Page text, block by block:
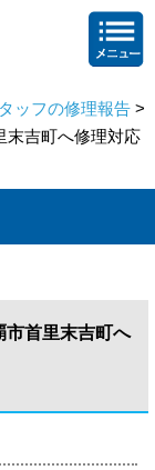
ッフの修理報告 >
末吉町へ修理対応
市首里末吉町へ